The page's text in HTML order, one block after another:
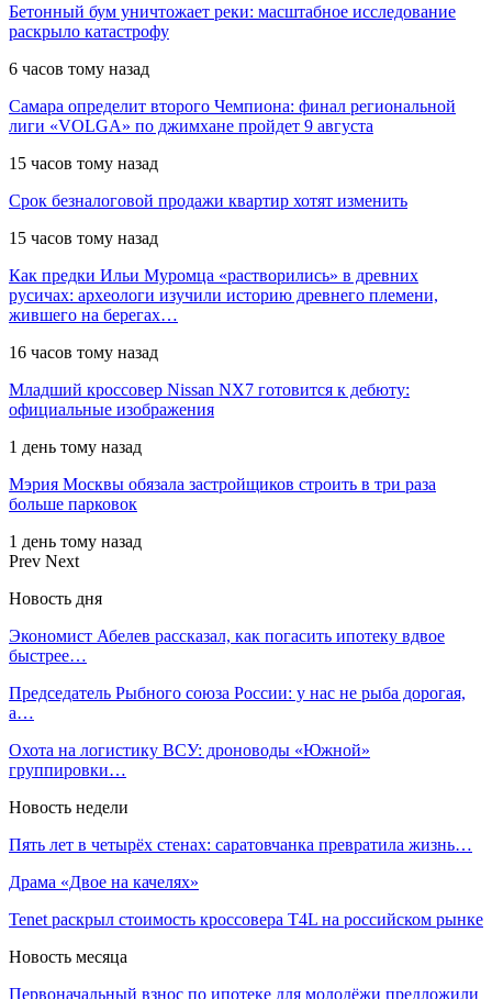
Бетонный бум уничтожает реки: масштабное исследование
раскрыло катастрофу
6 часов тому назад
Самара определит второго Чемпиона: финал региональной
лиги «VOLGA» по джимхане пройдет 9 августа
15 часов тому назад
Срок безналоговой продажи квартир хотят изменить
15 часов тому назад
Как предки Ильи Муромца «растворились» в древних
русичах: археологи изучили историю древнего племени,
жившего на берегах…
16 часов тому назад
Младший кроссовер Nissan NX7 готовится к дебюту:
официальные изображения
1 день тому назад
Мэрия Москвы обязала застройщиков строить в три раза
больше парковок
1 день тому назад
Prev Next
Новость дня
Экономист Абелев рассказал, как погасить ипотеку вдвое
быстрее…
Председатель Рыбного союза России: у нас не рыба дорогая,
а…
Охота на логистику ВСУ: дроноводы «Южной»
группировки…
Новость недели
Пять лет в четырёх стенах: саратовчанка превратила жизнь…
Драма «Двое на качелях»
Tenet раскрыл стоимость кроссовера T4L на российском рынке
Новость месяца
Первоначальный взнос по ипотеке для молодёжи предложили